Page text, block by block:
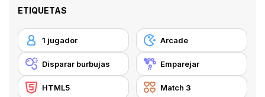
ETIQUETAS
1 jugador Arcade
Disparar burbujas Emparejar
HTML5 Match 3